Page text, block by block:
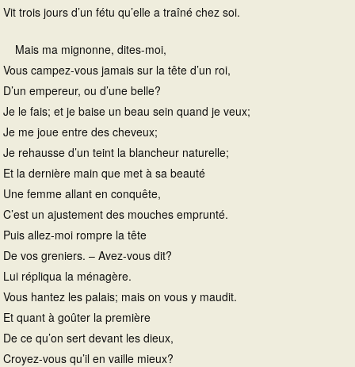
Vit trois jours d’un fétu qu’elle a traîné chez soi.
Mais ma mignonne, dites-moi,
Vous campez-vous jamais sur la tête d’un roi,
D’un empereur, ou d’une belle?
Je le fais; et je baise un beau sein quand je veux;
Je me joue entre des cheveux;
Je rehausse d’un teint la blancheur naturelle;
Et la dernière main que met à sa beauté
Une femme allant en conquête,
C’est un ajustement des mouches emprunté.
Puis allez-moi rompre la tête
De vos greniers. – Avez-vous dit?
Lui répliqua la ménagère.
Vous hantez les palais; mais on vous y maudit.
Et quant à goûter la première
De ce qu’on sert devant les dieux,
Croyez-vous qu’il en vaille mieux?